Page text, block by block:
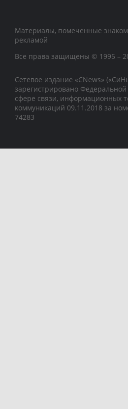
Материалы, помеченные
рекламой
Все права защищены © 1995 –
Сетевое издание «CNews»
зарегистрировано
сфере связи, информационных
коммуникаций 09.11.2018 за
74283